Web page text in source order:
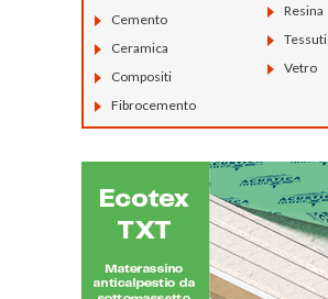
Cemento
Ceramica
Compositi
Fibrocemento
Resina
Tessuti
Vetro